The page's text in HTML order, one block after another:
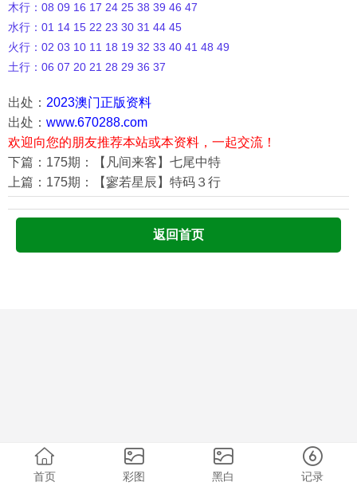
木行：08 09 16 17 24 25 38 39 46 47
水行：01 14 15 22 23 30 31 44 45
火行：02 03 10 11 18 19 32 33 40 41 48 49
土行：06 07 20 21 28 29 36 37
出处： 2023澳门正版资料
出处： www.670288.com
欢迎向您的朋友推荐本站或本资料，一起交流！
下篇：175期：【凡间来客】七尾中特
上篇：175期：【寥若星辰】特码３行
返回首页
首页 彩图 黑白 记录